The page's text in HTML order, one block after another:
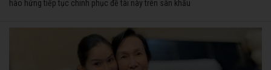
hào hứng tiếp tục chinh phục đề tài này trên sân khấu